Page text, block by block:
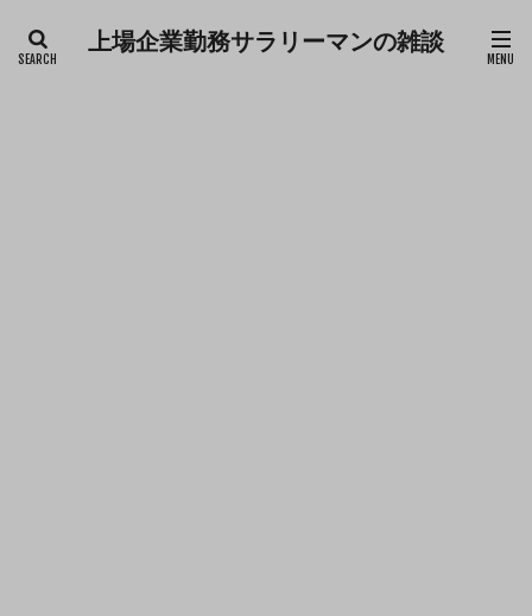
上場企業勤務サラリーマンの雑談